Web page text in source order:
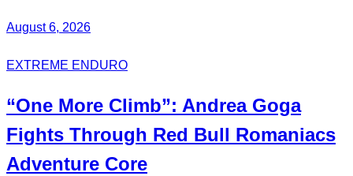
August 6, 2026
EXTREME ENDURO
“One More Climb”: Andrea Goga
Fights Through Red Bull Romaniacs
Adventure Core